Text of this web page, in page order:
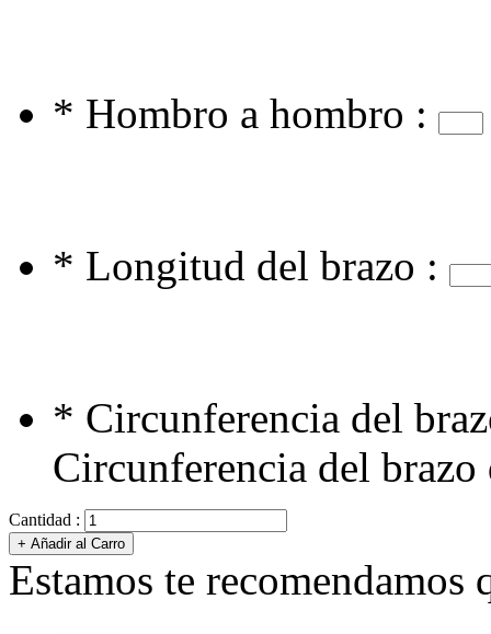
* Hombro a hombro :
* Longitud del brazo :
* Circunferencia del
Circunferencia del brazo
Cantidad :
Estamos te recomendamos